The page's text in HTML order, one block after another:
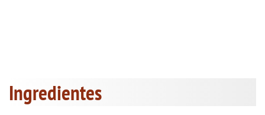
Ingredientes